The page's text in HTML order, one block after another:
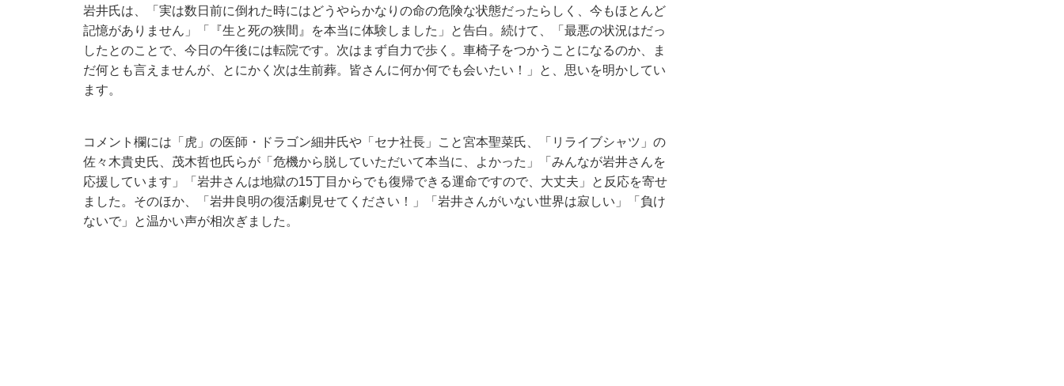
岩井氏は、「実は数日前に倒れた時にはどうやらかなりの命の危険な状態だったらしく、今もほとんど
記憶がありません」「『生と死の狭間』を本当に体験しました」と告白。続けて、「最悪の状況はだっ
したとのことで、今日の午後には転院です。次はまず自力で歩く。車椅子をつかうことになるのか、ま
だ何とも言えませんが、とにかく次は生前葬。皆さんに何か何でも会いたい！」と、思いを明かしてい
ます。
コメント欄には「虎」の医師・ドラゴン細井氏や「セナ社長」こと宮本聖菜氏、「リライブシャツ」の
佐々木貴史氏、茂木哲也氏らが「危機から脱していただいて本当に、よかった」「みんなが岩井さんを
応援しています」「岩井さんは地獄の15丁目からでも復帰できる運命ですので、大丈夫」と反応を寄せ
ました。そのほか、「岩井良明の復活劇見せてください！」「岩井さんがいない世界は寂しい」「負け
ないで」と温かい声が相次ぎました。